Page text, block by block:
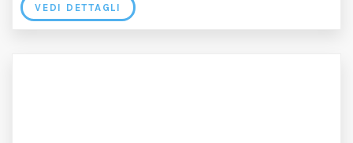
VEDI DETTAGLI